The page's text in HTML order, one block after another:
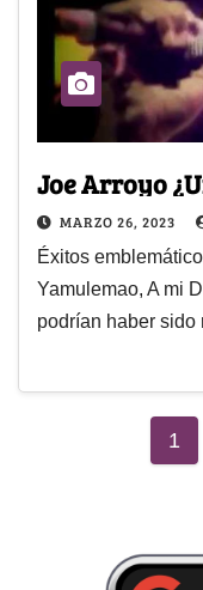
Joe Arroyo
MARZO 26, 2023
Éxitos
Yamulemao, A mi
podrían haber sido
1